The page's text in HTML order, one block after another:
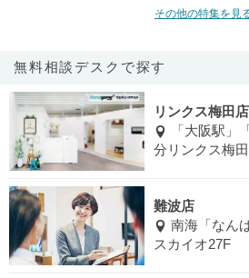
その他の特集を見
無料相談デスクで探す
リンクス梅田店
「大阪駅」
分リンクス梅
難波店
南海「なん
スカイオ27F